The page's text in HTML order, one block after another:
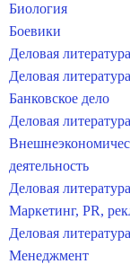
Биология
Боевики
Деловая литература
Деловая
Банковское дело
Деловая
деятельность
Деловая
Маркетинг, PR,
Деловая
Менеджмент